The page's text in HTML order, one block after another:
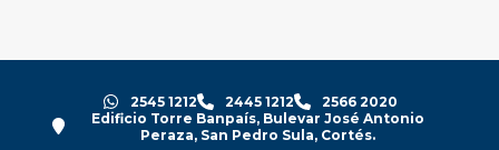
2545 1212 2445 1212
2566 2020
Edificio Torre Banpaís, Bulevar José Antonio
Peraza, San Pedro Sula, Cortés.